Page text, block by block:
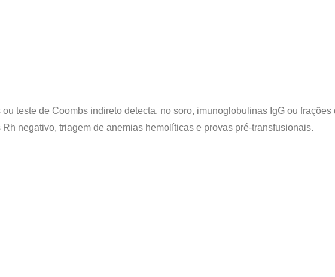
teste de Coombs indireto detecta, no soro, imunoglobulinas IgG ou
negativo, triagem de anemias hemolíticas e provas pré-transfusionais.